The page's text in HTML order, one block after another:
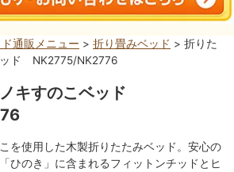
通販メニュー > 折り畳みベッド > 折りた
ド NK2775/NK2776
キすのこベッド
を使用した木製折りたたみベッド。安心の
ひのき」に含まれるフィットンチッドとヒ